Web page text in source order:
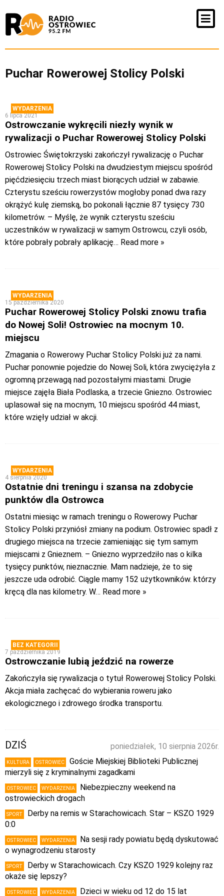
Puchar Rowerowej Stolicy Polski
WYDARZENIA
6 lipca 2021
Ostrowczanie wykręcili niezły wynik w
rywalizacji o Puchar Rowerowej Stolicy Polski
Ostrowiec Świętokrzyski zakończył rywalizację o Puchar
Rowerowej Stolicy Polski na dwudziestym miejscu spośród
pięćdziesięciu trzech miast biorących udział w zabawie.
Czterystu sześciu rowerzystów mogłoby ponad dwa razy
okrążyć kulę ziemską, bo pokonali łącznie 87 tysięcy 730
kilometrów. – Myślę, że wynik czterystu sześciu
uczestników w rywalizacji w samym Ostrowcu, czyli osób,
które pobrały pobrały aplikację… Read more »
WYDARZENIA
15 października 2020
Puchar Rowerowej Stolicy Polski znowu trafia
do Nowej Soli! Ostrowiec na mocnym 10.
miejscu
Zmagania o Rowerowy Puchar Stolicy Polski już za nami.
Puchar ponownie pojedzie do Nowej Soli, która zwyciężyła z
ogromną przewagą nad pozostałymi miastami. Drugie
miejsce zajęła Biała Podlaska, a trzecie Gniezno. Ostrowiec
uplasował się na mocnym, 10 miejscu spośród 44 miast,
które wzięły udział w akcji.
WYDARZENIA
4 sierpnia 2020
Ostatnie dni treningu i szansa na zdobycie
punktów dla Ostrowca
Ostatni miesiąc w ramach treningu o Rowerowy Puchar
Stolicy Polski przyniósł zmiany na podium. Ostrowiec spadł z
drugiego miejsca na trzecie zamieniając się tym samym
miejscami z Gnieznem. – Gniezno wyprzedziło nas o kilka
tysięcy punktów, nieznacznie. Mam nadzieje, że to się
jeszcze uda odrobić. Ciągle mamy 152 użytkowników. którzy
kręcą dla nas kilometry. W… Read more »
BEZ KATEGORII
7 października 2019
Ostrowczanie lubią jeździć na rowerze
Zakończyła się rywalizacja o tytuł Rowerowej Stolicy Polski.
Akcja miała zachęcać do wybierania roweru jako
ekologicznego i zdrowego środka transportu.
poniedziałek, 10 sierpnia 2026r.
DZIŚ
KULTURA OSTROWIEC
Goście Miejskiej Biblioteki Publicznej
mierzyli się z kryminalnymi zagadkami
OSTROWIEC WYDARZENIA
Niebezpieczny weekend na
ostrowieckich drogach
SPORT
Derby na remis w Starachowicach. Star – KSZO 1929
0:0
OSTROWIEC WYDARZENIA
Na sesji rady powiatu będą dyskutować
o wynagrodzeniu starosty
SPORT
Derby w Starachowicach. Czy KSZO 1929 kolejny raz
okaże się lepszy?
OSTROWIEC WYDARZENIA Dzieci w wieku od 12 do 15 lat